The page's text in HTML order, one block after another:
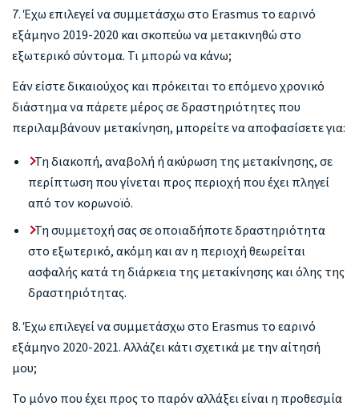
7. Έχω επιλεγεί να συμμετάσχω στο Erasmus το εαρινό
εξάμηνο 2019-2020 και σκοπεύω να μετακινηθώ στο
εξωτερικό σύντομα. Τι μπορώ να κάνω;
Εάν είστε δικαιούχος και πρόκειται το επόμενο χρονικό
διάστημα να πάρετε μέρος σε δραστηριότητες που
περιλαμβάνουν μετακίνηση, μπορείτε να αποφασίσετε για:
Τη διακοπή, αναβολή ή ακύρωση της μετακίνησης, σε
περίπτωση που γίνεται προς περιοχή που έχει πληγεί
από τον κορωνοϊό.
Τη συμμετοχή σας σε οποιαδήποτε δραστηριότητα
στο εξωτερικό, ακόμη και αν η περιοχή θεωρείται
ασφαλής κατά τη διάρκεια της μετακίνησης και όλης της
δραστηριότητας.
8. Έχω επιλεγεί να συμμετάσχω στο Erasmus το εαρινό
εξάμηνο 2020-2021. Αλλάζει κάτι σχετικά με την αίτησή
μου;
Το μόνο που έχει προς το παρόν αλλάξει είναι η προθεσμία